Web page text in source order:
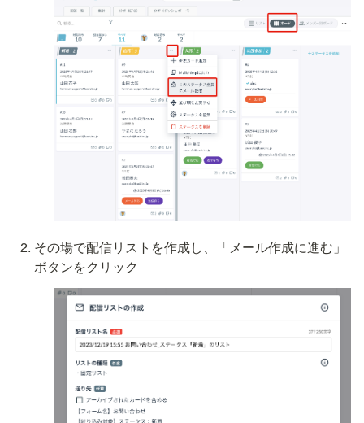
その場で配信リストを作成し、「メール作成に進む」
ボタンをクリック